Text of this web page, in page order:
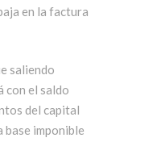
en la factura
saliendo
con el saldo
del capital
base imponible